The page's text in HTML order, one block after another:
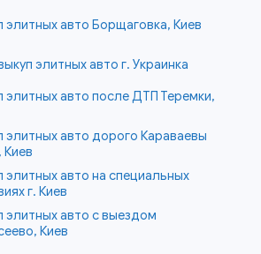
элитных авто Борщаговка, Киев
элитных авто г. Украинка
элитных авто после ДТП Теремки,
элитных авто дорого Караваевы
Киев
элитных авто на специальных
г. Киев
элитных авто с выездом
Киев